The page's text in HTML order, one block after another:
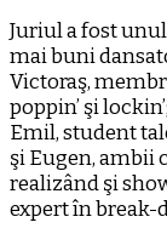
Juriul a fost
mai buni
Victoraş,
poppin’ şi
Emil, student
şi Eugen, ambii
realizând şi
expert în break-